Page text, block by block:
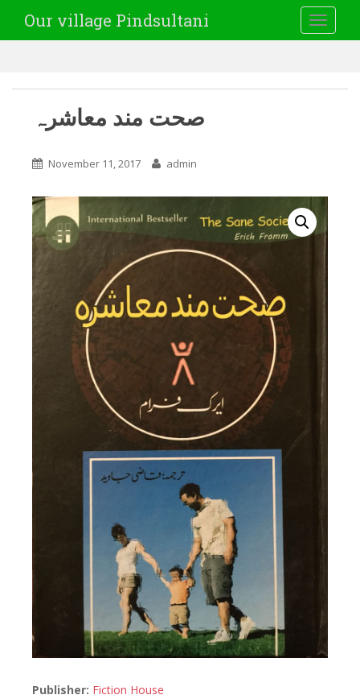
Our village Pindsultani
صحت مند معاشرہ
November 11, 2017 admin
Publisher: Fiction House